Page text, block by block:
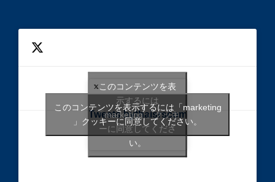
Tweets bythaisrscom
このコンテンツを表
示するには
「marketing 」クッキ
ーに同意してくださ
い。
このコンテンツを表示するには「marketing
」クッキーに同意してください。